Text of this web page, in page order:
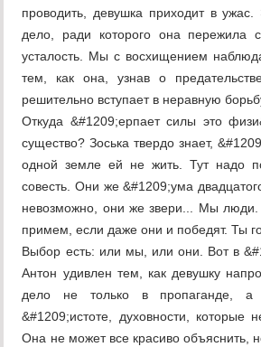
проводить, девушка приходит в ужас.
дело, ради которого она пережила
усталость. Мы с восхищением
тем, как она, узнав о
решительно вступает в неравную
Откуда &#1209;ерпает силы это
существо? Зоська твердо знает,
одной земле ей не жить. Тут надо
совесть. Они же &#1209;ума
невозможно, они же звери... Мы
примем, если даже они и победят. Ты
Выбор есть: или мы, или они. Вот в
Антон удивлен тем, как девушку
дело не только в пропаганде, а
&#1209;истоте, духовности, которые
Она не может все красиво объяснить,